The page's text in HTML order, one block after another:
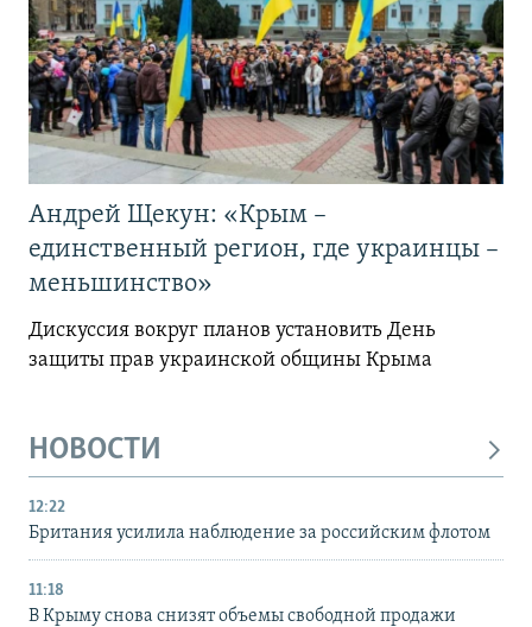
Андрей Щекун: «Крым –
единственный регион, где украинцы –
меньшинство»
Дискуссия вокруг планов установить День
защиты прав украинской общины Крыма
НОВОСТИ
12:22
Британия усилила наблюдение за российским флотом
11:18
В Крыму снова снизят объемы свободной продажи